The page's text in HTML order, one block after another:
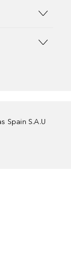
Spain S.A.U